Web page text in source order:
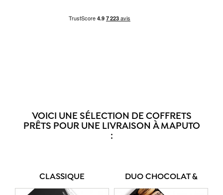
VOICI UNE SÉLECTION DE COFFRETS
PRÊTS POUR UNE LIVRAISON À MAPUTO
:
CLASSIQUE DUO CHOCOLAT &